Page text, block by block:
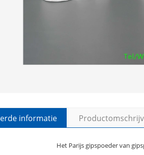
informatie
Het Parijs gipspoeder van